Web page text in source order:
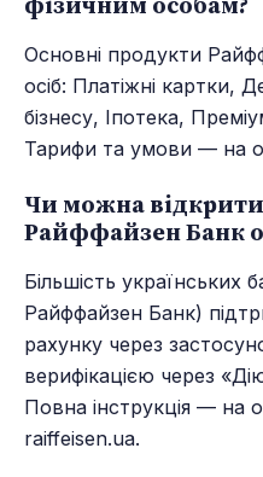
Основні продукти
осіб: Платіжні картки,
бізнесу, Іпотека,
Тарифи та умови — на
Чи можна
Райффайзен Банк
Більшість українських
Райффайзен Банк)
рахунку через
верифікацією через
Повна інструкція — на
raiffeisen.ua.